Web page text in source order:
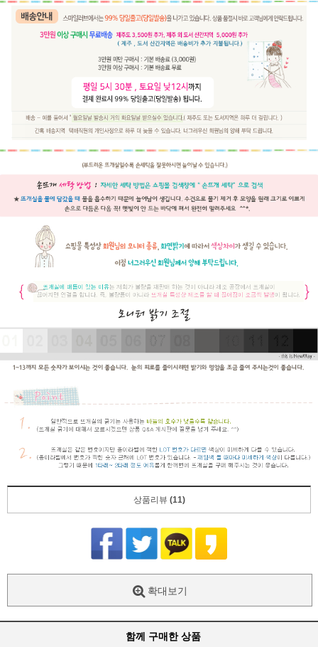
상품리뷰 (11)
확대보기
함께 구매한 상품